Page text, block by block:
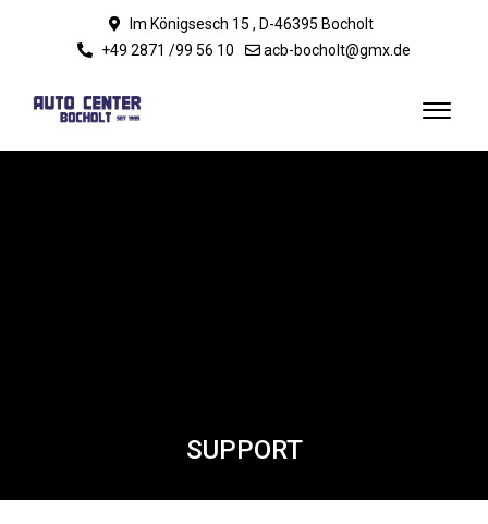
Im Königsesch 15 , D-46395 Bocholt
+49 2871 /99 56 10
acb-bocholt@gmx.de
SUPPORT